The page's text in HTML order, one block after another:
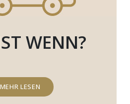
WENN?
MEHR LESEN